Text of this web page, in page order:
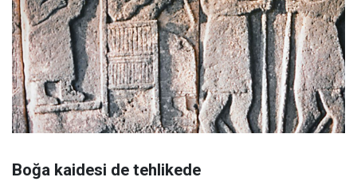
Boğa kaidesi de tehlikede